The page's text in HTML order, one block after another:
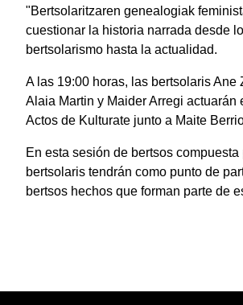
"Bertsolaritzaren genealogiak
cuestionar la historia narrada desde
bertsolarismo hasta la actualidad.
A las 19:00 horas, las bertsolaris Ane
Alaia Martin y Maider Arregi actuarán
Actos de Kulturate junto a Maite
En esta sesión de bertsos
bertsolaris tendrán como punto de
bertsos hechos que forman parte de